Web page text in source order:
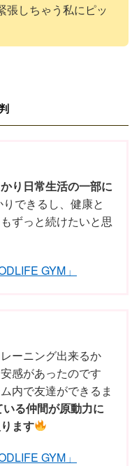
張しちゃう私にピッ
り日常生活の一部に
できるし、健康と
ずっと続けたいと思
GYM」
ーニング出来るか
感があったのです
内で友達ができるま
る仲間が原動力に
ます
GYM」